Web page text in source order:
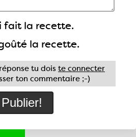
fait la recette.
la recette.
tu dois te connecter
ton commentaire ;-)